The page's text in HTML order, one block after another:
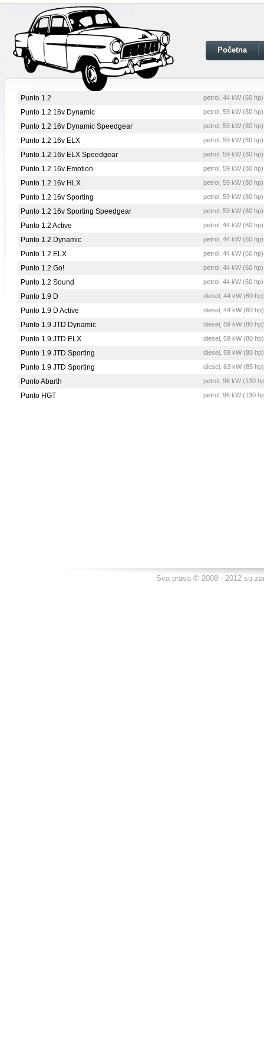
Početna
Punto 1.2 petrol, 44 kW (60
Punto 1.2 16v Dynamic petrol, 59 kW (80
Punto 1.2 16v Dynamic Speedgear petrol, 59 kW (80
Punto 1.2 16v ELX petrol, 59 kW (80
Punto 1.2 16v ELX Speedgear petrol, 59 kW (80
Punto 1.2 16v Emotion petrol, 59 kW (80
Punto 1.2 16v HLX petrol, 59 kW (80
Punto 1.2 16v Sporting petrol, 59 kW (80
Punto 1.2 16v Sporting Speedgear petrol, 59 kW (80
Punto 1.2 Active petrol, 44 kW (60
Punto 1.2 Dynamic petrol, 44 kW (60
Punto 1.2 ELX petrol, 44 kW (60
Punto 1.2 Go! petrol, 44 kW (60
Punto 1.2 Sound petrol, 44 kW (60
Punto 1.9 D diesel, 44 kW (60
Punto 1.9 D Active diesel, 44 kW (60
Punto 1.9 JTD Dynamic diesel, 59 kW (80
Punto 1.9 JTD ELX diesel, 59 kW (80
Punto 1.9 JTD Sporting diesel, 59 kW (80
Punto 1.9 JTD Sporting diesel, 63 kW (85
Punto Abarth petrol, 96 kW (130
Punto HGT petrol, 96 kW (130
Sva prava © 2008 - 2012 su